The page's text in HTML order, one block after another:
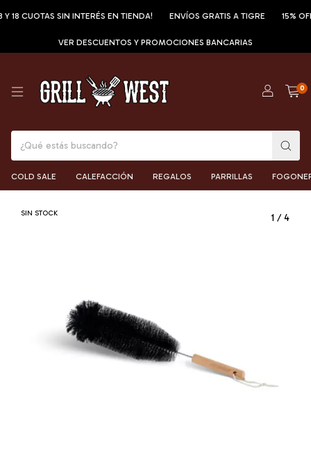
18 CUOTAS SIN INTERÉS EN TIENDA! ENVÍOS GRATIS A TIGRE 15%
VER DESCUENTOS Y PROMOCIONES BANCARIAS
0
COLD SALE CALEFACCIÓN REGALOS PARRILLAS
SIN STOCK 1 /4